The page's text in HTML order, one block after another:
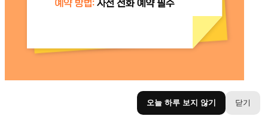
오늘 하루 보지 않기 닫기